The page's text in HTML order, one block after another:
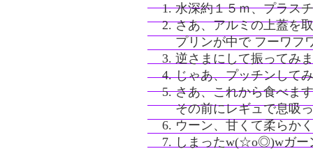
水深約１５ｍ、プラス
さあ、アルミの上蓋を
プリンが中で フーワフワ
逆さまにして振ってみ
じゃあ、プッチンして
さあ、これから食べま
その前にレギュで息吸
ウーン、甘くて柔らか
しまったw(☆o◎)wガー